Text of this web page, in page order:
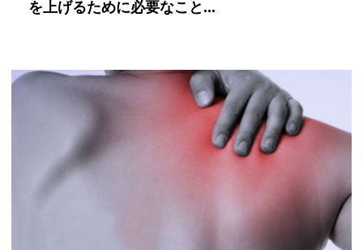
を上げるために必要なこと...